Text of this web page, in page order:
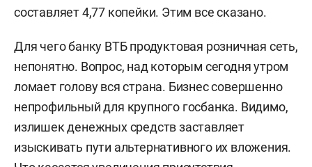
составляет 4,77 копейки. Этим все сказано.
Для чего банку ВТБ продуктовая розничная сеть,
непонятно. Вопрос, над которым сегодня утром
ломает голову вся страна. Бизнес совершенно
непрофильный для крупного госбанка. Видимо,
излишек денежных средств заставляет
изыскивать пути альтернативного их вложения.